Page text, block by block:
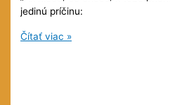
jedinú príčinu:
Keď
Čítať viac »